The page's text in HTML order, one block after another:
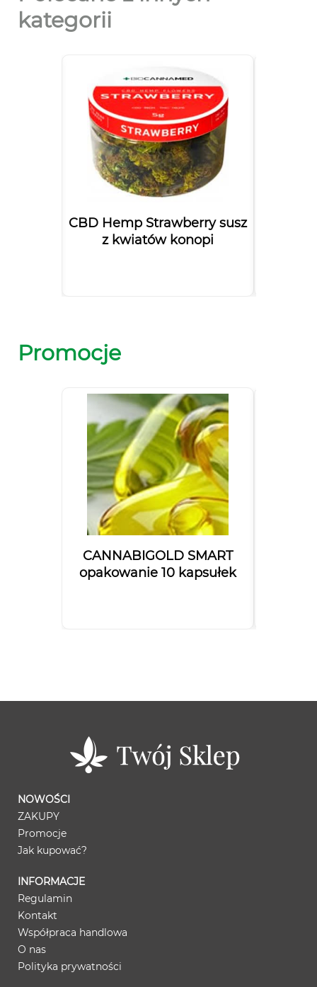
kategorii
CBD Hemp Strawberry susz
z kwiatów konopi
Promocje
CANNABIGOLD SMART
opakowanie 10 kapsułek
NOWOŚCI
ZAKUPY
Promocje
Jak kupować?
INFORMACJE
Regulamin
Kontakt
Współpraca handlowa
O nas
Polityka prywatności